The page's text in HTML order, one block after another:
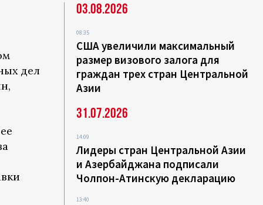
дел
03.08.2026
08:35
США увеличили максимальный
размер визового залога для
граждан трех стран Центральной
Азии
31.07.2026
14:09
Лидеры стран Центральной Азии
и Азербайджана подписали
Чолпон-Атинскую декларацию
13:40